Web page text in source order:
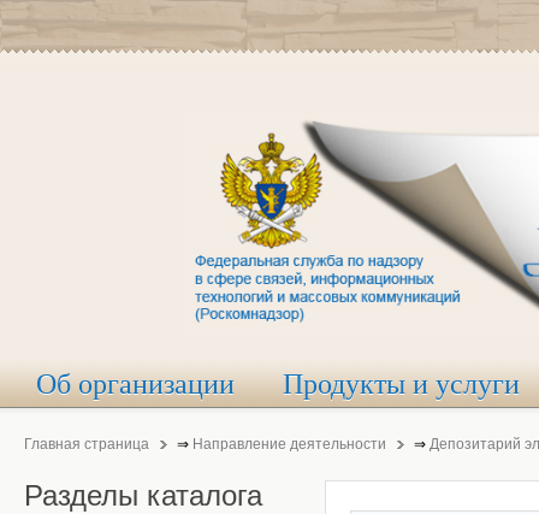
Об организации Продукты и услуги
Главная страница ⇒ Направление деятельности ⇒ Депозитарий
Разделы каталога